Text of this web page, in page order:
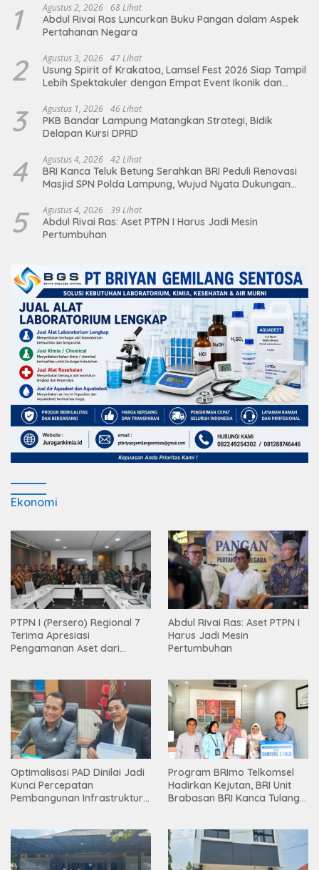
1 Agustus 2, 2026 68 Lihat
Abdul Rivai Ras Luncurkan Buku Pangan dalam Aspek
Pertahanan Negara
2 Agustus 3, 2026 47 Lihat
Usung Spirit of Krakatoa, Lamsel Fest 2026 Siap Tampil
Lebih Spektakuler dengan Empat Event Ikonik dan
3 Agustus 1, 2026 46 Lihat
PKB Bandar Lampung Matangkan Strategi, Bidik
Delapan Kursi DPRD
4 Agustus 4, 2026 42 Lihat
BRI Kanca Teluk Betung Serahkan BRI Peduli Renovasi
Masjid SPN Polda Lampung, Wujud Nyata Dukungan
5 Agustus 4, 2026 39 Lihat
Abdul Rivai Ras: Aset PTPN I Harus Jadi Mesin
Pertumbuhan
Ekonomi
PTPN I (Persero) Regional 7
Terima Apresiasi
Pengamanan Aset dari
Abdul Rivai Ras: Aset PTPN I
Harus Jadi Mesin
Pertumbuhan
Optimalisasi PAD Dinilai Jadi
Kunci Percepatan
Pembangunan Infrastruktur
Program BRImo Telkomsel
Hadirkan Kejutan, BRI Unit
Brabasan BRI Kanca Tulang
Mesuji